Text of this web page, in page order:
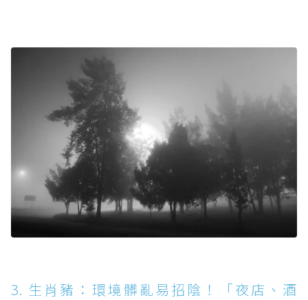
3. 生肖豬：環境髒亂易招陰！「夜店、酒